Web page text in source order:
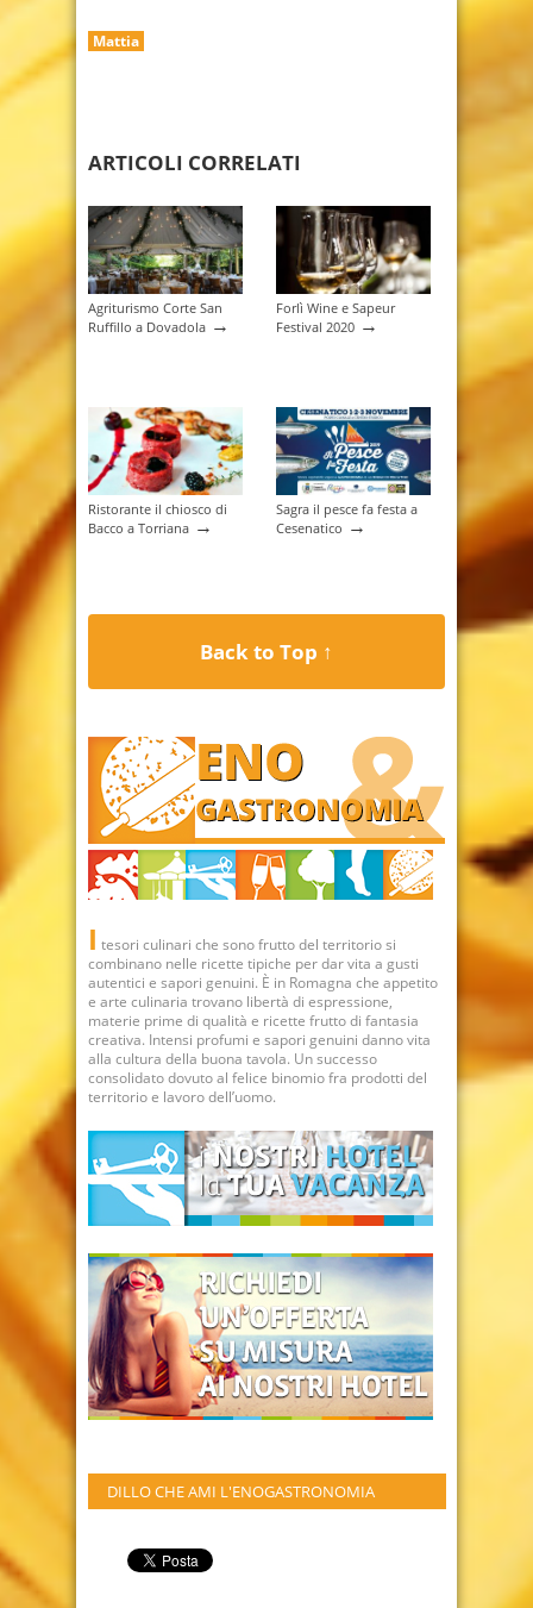
Mattia
ARTICOLI CORRELATI
Agriturismo Corte San
Ruffillo a Dovadola →
Forlì Wine e Sapeur
Festival 2020 →
Ristorante il chiosco di
Bacco a Torriana →
Sagra il pesce fa festa a
Cesenatico →
Back to Top ↑
I tesori culinari che sono frutto del territorio si
combinano nelle ricette tipiche per dar vita a gusti
autentici e sapori genuini. È in Romagna che appetito
e arte culinaria trovano libertà di espressione,
materie prime di qualità e ricette frutto di fantasia
creativa. Intensi profumi e sapori genuini danno vita
alla cultura della buona tavola. Un successo
consolidato dovuto al felice binomio fra prodotti del
territorio e lavoro dell’uomo.
DILLO CHE AMI L'ENOGASTRONOMIA